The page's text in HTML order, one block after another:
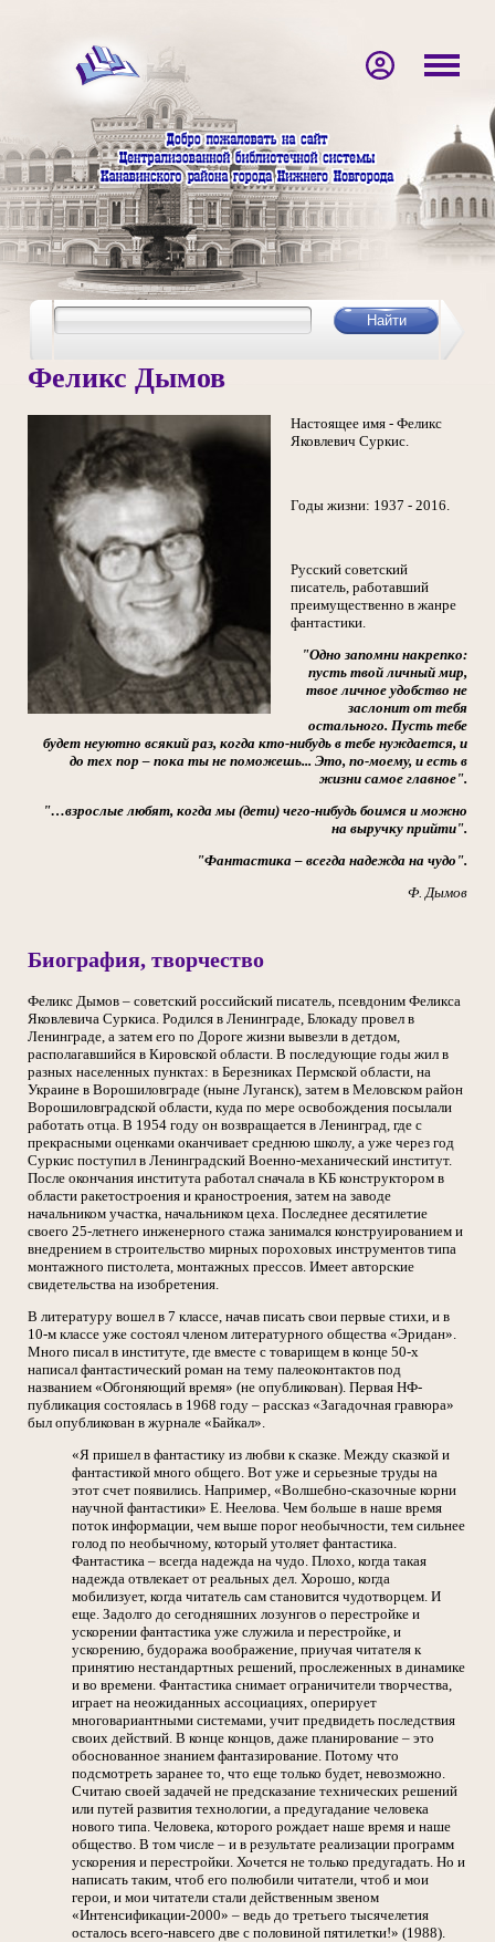
Феликс Дымов
Настоящее имя - Феликс
Яковлевич Суркис.
Годы жизни: 1937 - 2016.
Русский советский
писатель, работавший
преимущественно в жанре
фантастики.
"Одно запомни накрепко:
пусть твой личный мир,
твое личное удобство не
заслонит от тебя
остального. Пусть тебе
будет неуютно всякий раз, когда кто-нибудь в тебе нуждается, и
до тех пор – пока ты не поможешь... Это, по-моему, и есть в
жизни самое главное".
"…взрослые любят, когда мы (дети) чего-нибудь боимся и можно
на выручку прийти".
"Фантастика – всегда надежда на чудо".
Ф. Дымов
Биография, творчество
Феликс Дымов – советский российский писатель, псевдоним Феликса
Яковлевича Суркиса. Родился в Ленинграде, Блокаду провел в
Ленинграде, а затем его по Дороге жизни вывезли в детдом,
располагавшийся в Кировской области. В последующие годы жил в
разных населенных пунктах: в Березниках Пермской области, на
Украине в Ворошиловграде (ныне Луганск), затем в Меловском район
Ворошиловградской области, куда по мере освобождения посылали
работать отца. В 1954 году он возвращается в Ленинград, где с
прекрасными оценками оканчивает среднюю школу, а уже через год
Суркис поступил в Ленинградский Военно-механический институт.
После окончания института работал сначала в КБ конструктором в
области ракетостроения и краностроения, затем на заводе
начальником участка, начальником цеха. Последнее десятилетие
своего 25-летнего инженерного стажа занимался конструированием и
внедрением в строительство мирных пороховых инструментов типа
монтажного пистолета, монтажных прессов. Имеет авторские
свидетельства на изобретения.
В литературу вошел в 7 классе, начав писать свои первые стихи, и в
10-м классе уже состоял членом литературного общества «Эридан».
Много писал в институте, где вместе с товарищем в конце 50-х
написал фантастический роман на тему палеоконтактов под
названием «Обгоняющий время» (не опубликован). Первая НФ-
публикация состоялась в 1968 году – рассказ «Загадочная гравюра»
был опубликован в журнале «Байкал».
«Я пришел в фантастику из любви к сказке. Между сказкой и
фантастикой много общего. Вот уже и серьезные труды на
этот счет появились. Например, «Волшебно-сказочные корни
научной фантастики» Е. Неелова. Чем больше в наше время
поток информации, чем выше порог необычности, тем сильнее
голод по необычному, который утоляет фантастика.
Фантастика – всегда надежда на чудо. Плохо, когда такая
надежда отвлекает от реальных дел. Хорошо, когда
мобилизует, когда читатель сам становится чудотворцем. И
еще. Задолго до сегодняшних лозунгов о перестройке и
ускорении фантастика уже служила и перестройке, и
ускорению, будоража воображение, приучая читателя к
принятию нестандартных решений, прослеженных в динамике
и во времени. Фантастика снимает ограничители творчества,
играет на неожиданных ассоциациях, оперирует
многовариантными системами, учит предвидеть последствия
своих действий. В конце концов, даже планирование – это
обоснованное знанием фантазирование. Потому что
подсмотреть заранее то, что еще только будет, невозможно.
Считаю своей задачей не предсказание технических решений
или путей развития технологии, а предугадание человека
нового типа. Человека, которого рождает наше время и наше
общество. В том числе – и в результате реализации программ
ускорения и перестройки. Хочется не только предугадать. Но и
написать таким, чтоб его полюбили читатели, чтоб и мои
герои, и мои читатели стали действенным звеном
«Интенсификации-2000» – ведь до третьего тысячелетия
осталось всего-навсего две с половиной пятилетки!» (1988).